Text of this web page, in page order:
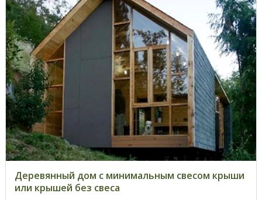
Деревянный дом с минимальным свесом крыши
или крышей без свеса